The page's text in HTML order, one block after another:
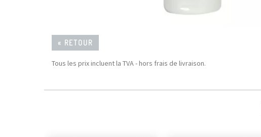
« RETOUR
Tous les prix incluent la TVA - hors frais de livraison.